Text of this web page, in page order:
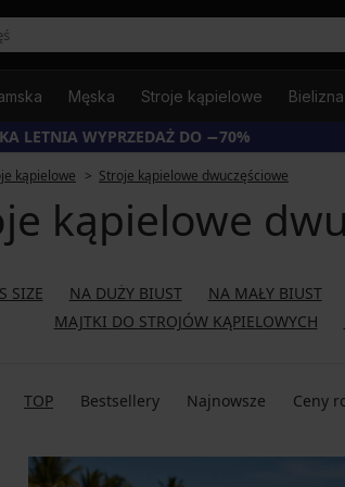
Męska Stroje kąpielowe
LETNIA WYPRZEDAŻ DO −70%
kąpielowe Stroje kąpielowe dwuczęściowe
kąpielowe
SIZE NA DUŻY BIUST NA MAŁY BIUST
MAJTKI DO STROJÓW KĄPIELOWYCH
TOP Bestsellery Najnowsze Ceny